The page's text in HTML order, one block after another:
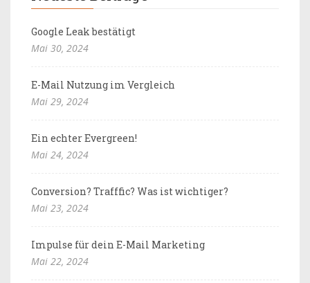
Google Leak bestätigt
Mai 30, 2024
E-Mail Nutzung im Vergleich
Mai 29, 2024
Ein echter Evergreen!
Mai 24, 2024
Conversion? Trafffic? Was ist wichtiger?
Mai 23, 2024
Impulse für dein E-Mail Marketing
Mai 22, 2024